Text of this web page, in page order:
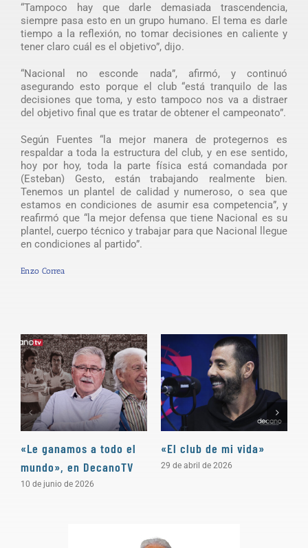
“Tampoco hay que darle demasiada trascendencia,
siempre pasa esto en un grupo humano. El tema es darle
tiempo a la reflexión, no tomar decisiones en caliente y
tener claro cuál es el objetivo”, dijo.
“Nacional no esconde nada”, afirmó, y continuó
asegurando esto porque el club “está tranquilo de las
decisiones que toma, y esto tampoco nos va a distraer
del objetivo final que es tratar de obtener el campeonato”.
Según Fuentes “la mejor manera de protegernos es
respaldar a toda la estructura del club, y en ese sentido,
hoy por hoy, toda la parte física está comandada por
(Esteban) Gesto, están trabajando realmente bien.
Tenemos un plantel de calidad y numeroso, o sea que
estamos en condiciones de asumir esa competencia”, y
reafirmó que “la mejor defensa que tiene Nacional es su
plantel, cuerpo técnico y trabajar para que Nacional llegue
en condiciones al partido”.
Enzo Correa
«Le ganamos a todo el
mundo», en DecanoTV
10 de junio de 2026
«El club de mi vida»
29 de abril de 2026